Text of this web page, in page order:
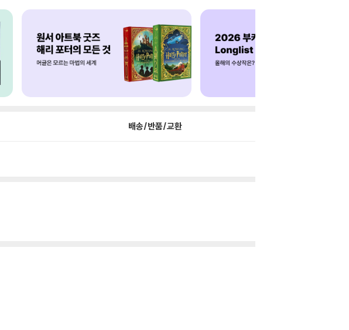
배송/반품/교환